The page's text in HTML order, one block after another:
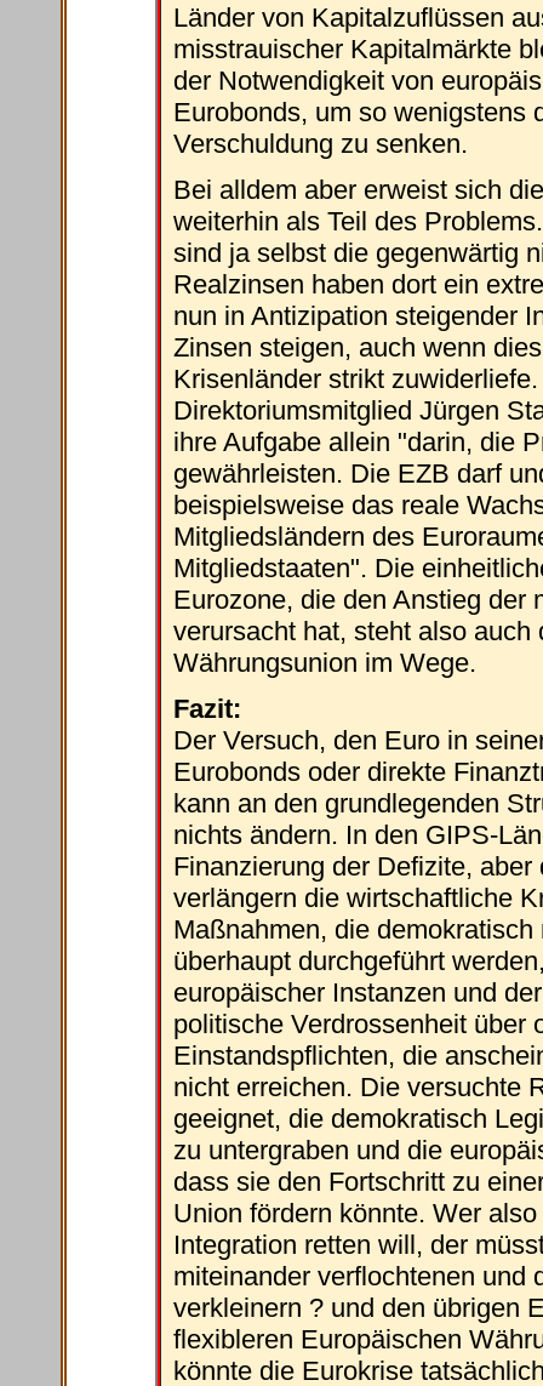
Länder von Kapitalzuflüssen
misstrauischer Kapitalmärkte
der Notwendigkeit von
Eurobonds, um so wenigstens
Verschuldung zu senken.
Bei alldem aber erweist sich
weiterhin als Teil des
sind ja selbst die gegenwärtig
Realzinsen haben dort ein
nun in Antizipation steigender
Zinsen steigen, auch wenn
Krisenländer strikt
Direktoriumsmitglied Jürgen
ihre Aufgabe allein "darin, die
gewährleisten. Die EZB darf
beispielsweise das reale
Mitgliedsländern des
Mitgliedstaaten". Die
Eurozone, die den Anstieg der
verursacht hat, steht also
Währungsunion im Wege.
Fazit:
Der Versuch, den Euro in
Eurobonds oder direkte
kann an den grundlegenden
nichts ändern. In den GIPS-
Finanzierung der Defizite,
verlängern die wirtschaftliche
Maßnahmen, die
überhaupt durchgeführt
europäischer Instanzen und
politische Verdrossenheit über
Einstandspflichten, die
nicht erreichen. Die versuchte
geeignet, die demokratisch
zu untergraben und die
dass sie den Fortschritt zu
Union fördern könnte. Wer
Integration retten will, der
miteinander verflochtenen und
verkleinern ? und den übrigen
flexibleren Europäischen
könnte die Eurokrise